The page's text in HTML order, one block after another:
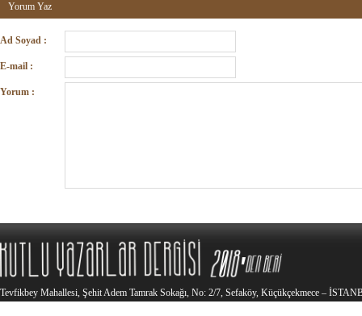
Yorum Yaz
Ad Soyad :
E-mail :
Yorum :
Tevfikbey Mahallesi, Şehit Adem Tamrak Sokağı, No: 2/7, Sefaköy, Küçükçekmece –